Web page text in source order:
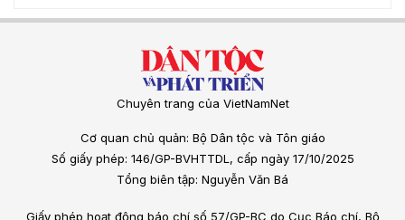
Chuyên trang của VietNamNet
Cơ quan chủ quản: Bộ Dân tộc và Tôn giáo
Số giấy phép: 146/GP-BVHTTDL, cấp ngày 17/10/2025
Tổng biên tập: Nguyễn Văn Bá
Giấy phép hoạt động báo chí số 57/GP-BC do Cục Báo chí, Bộ